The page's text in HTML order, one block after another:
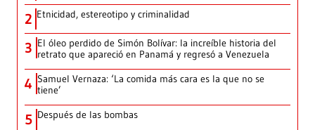
2 Etnicidad, estereotipo y criminalidad
3 El óleo perdido de Simón Bolívar: la increíble historia del
retrato que apareció en Panamá y regresó a Venezuela
4 Samuel Vernaza: ‘La comida más cara es la que no se
tiene’
5 Después de las bombas